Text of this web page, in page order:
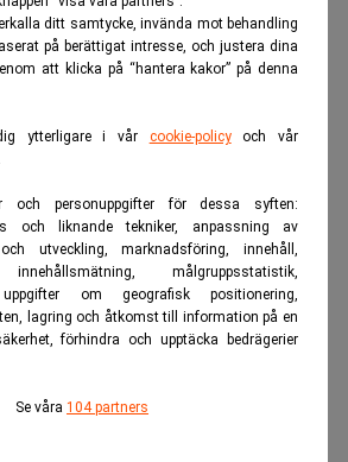
ditt samtycke, invända mot behandling
på berättigat intresse, och justera dina
att klicka på “hantera kakor” på denna
ytterligare i vår cookie-policyoch vår
och personuppgifter för dessa syften:
och liknande tekniker, anpassning av
utveckling, marknadsföring, innehåll,
målgruppsstatistik,
uppgifter om geografisk positionering,
lagring och åtkomst till information på en
förhindra och upptäcka bedrägerier
Se våra 104 partners